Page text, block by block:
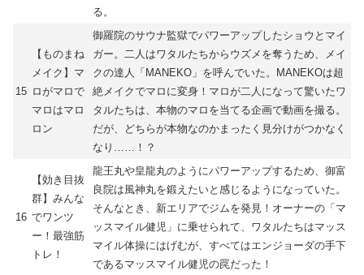
る。
15
【ものまね
メイク】マ
ロがマロで
マロはマロ
ロン
御羅院のサウナ監獄でパワーアップしたショウとマイ
ガー。二人はワタルたちからウズメを奪うため、メイ
クの達人「MANEKO」を呼んでいた。MANEKOは超
絶メイクでマロに変身！マロが二人になって驚いたワ
タルたちは、本物のマロを当てる企画で動画を撮る。
だが、どちらが本物なのかまったく見分けがつかなく
なり……！？
16
【効き目抜
群】みんな
でワンツ
ー！最強筋
トレ！
龍王丸や皇龍丸のようにパワーアップするため、御富
良院は風神丸を鍛えたいと感じるようになっていた。
そんなとき、新エリアでジムを発見！オーナーの「マ
ッスマイル健児」に乗せられて、ワタルたちはマッス
マイル体操にはげむが、すべてはエンジョーダの手下
であるマッスマイル健児の罠だった！